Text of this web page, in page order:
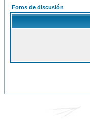
Foros de discusión